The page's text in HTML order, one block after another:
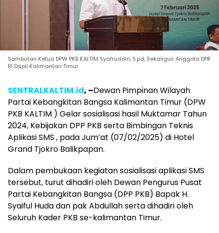
Sambutan Ketua DPW PKB KALTIM Syafruddin, S.pd, Sekaligus Anggota DPR
RI Dapil Kalimantan Timur
SENTRALKALTIM.id, –Dewan Pimpinan Wilayah
Partai Kebangkitan Bangsa Kalimantan Timur (DPW
PKB KALTIM ) Gelar sosialisasi hasil Muktamar Tahun
2024, Kebijakan DPP PKB serta Bimbingan Teknis
Aplikasi SMS , pada Jum’at (07/02/2025) di Hotel
Grand Tjokro Balikpapan.
Dalam pembukaan kegiatan sosialisasi aplikasi SMS
tersebut, turut dihadiri oleh Dewan Pengurus Pusat
Partai Kebangkitan Bangsa (DPP PKB) Bapak H.
Syaiful Huda dan pak Abdullah serta dihadiri oleh
Seluruh Kader PKB se-kalimantan Timur.